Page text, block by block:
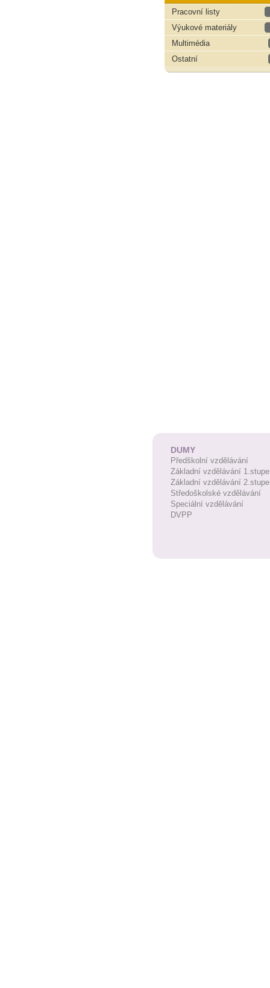
Pracovní listy
Výukové materiály
Multimédia
Ostatní
DUMY
Předškolní vzdělávání
Základní vzdělávání
Základní vzdělávání
Středoškolské vzdělávání
Speciální vzdělávání
DVPP